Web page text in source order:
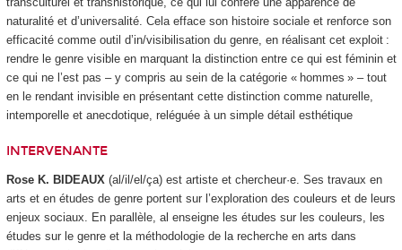
naturalité et d’universalité. Cela efface son histoire sociale et renforce son
efficacité comme outil d’in/visibilisation du genre, en réalisant cet exploit :
rendre le genre visible en marquant la distinction entre ce qui est féminin et
ce qui ne l’est pas – y compris au sein de la catégorie « hommes » – tout
en le rendant invisible en présentant cette distinction comme naturelle,
intemporelle et anecdotique, reléguée à un simple détail esthétique
INTERVENANTE
Rose K. BIDEAUX(al/il/el/ça) est artiste et chercheur·e. Ses travaux en
arts et en études de genre portent sur l’exploration des couleurs et de leurs
enjeux sociaux. En parallèle, al enseigne les études sur les couleurs, les
études sur le genre et la méthodologie de la recherche en arts dans